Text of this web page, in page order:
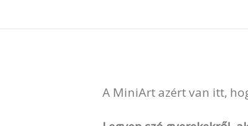
A MiniArt azért van itt,